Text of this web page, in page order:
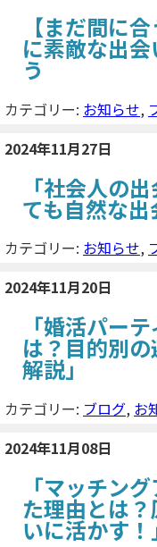
【まだ間に
に素敵な出
う
カテゴリー: お知らせ,
2024年11月27日
「社会人の
ても自然な
カテゴリー: お知らせ,
2024年11月20日
「婚活パー
は？目的別
解説」
カテゴリー: ブログ, お
2024年11月08日
「マッチン
た理由とは
いに活かす！